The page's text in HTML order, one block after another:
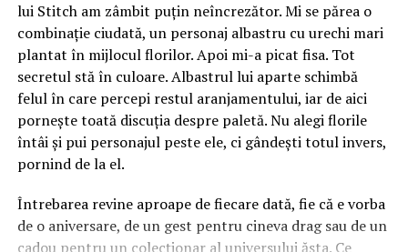
lui Stitch am zâmbit puțin neîncrezător. Mi se părea o
combinație ciudată, un personaj albastru cu urechi mari
plantat în mijlocul florilor. Apoi mi-a picat fisa. Tot
secretul stă în culoare. Albastrul lui aparte schimbă
felul în care percepi restul aranjamentului, iar de aici
pornește toată discuția despre paletă. Nu alegi florile
întâi și pui personajul peste ele, ci gândești totul invers,
pornind de la el.
Întrebarea revine aproape de fiecare dată, fie că e vorba
de o aniversare, de un gest pentru cineva drag sau de un
cadou pentru un colecționar al universului ăsta. Ce